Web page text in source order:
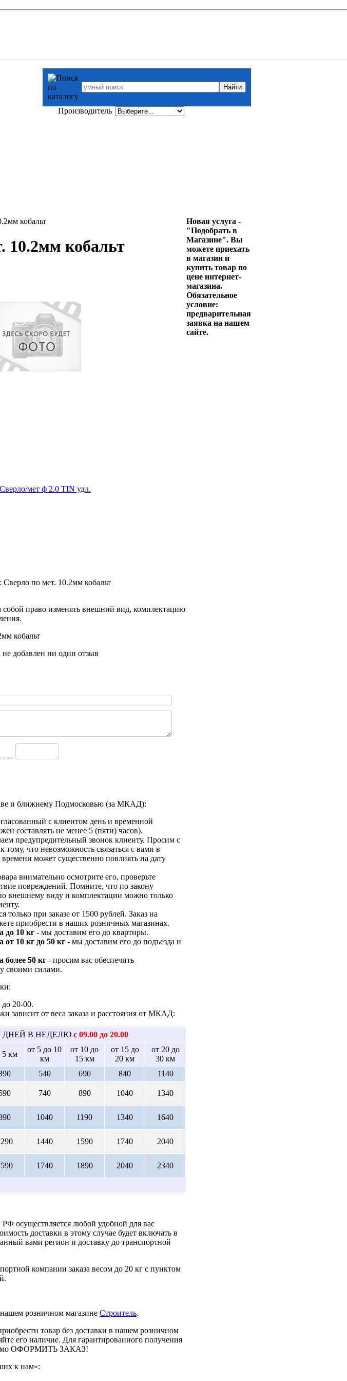
Производитель
кобальт
10.2мм кобальт
Сверло/мет ф 2.0 TIN удл.
Сверло по мет. 10.2мм кобальт
собой право изменять внешний вид, комплектацию
кобальт
не добавлен ни один отзыв
и ближнему Подмосковью (за МКАД):
с клиентом день и временной
составлять не менее 5 (пяти) часов).
предупредительный звонок клиенту. Просим с
тому, что невозможность связаться с вами в
может существенно повлиять на дату
внимательно осмотрите его, проверьте
повреждений. Помните, что по закону
внешнему виду и комплектации можно только
только при заказе от 1500 рублей. Заказ на
приобрести в наших розничных магазинах.
до 10 кг - мы доставим его до квартиры.
от 10 кг до 50 кг - мы доставим его до подъезда и
более 50 кг - просим вас обеспечить
своими силами.
20-00.
зависит от веса заказа и расстояния от МКАД:
ДНЕЙ В НЕДЕЛЮ с 09.00 до 20.00
5 км
от 5 до 10
км
от 10 до
15 км
от 15 до
20 км
от 20 до
30 км
540 690 840
1140
740 890 1040 1340
1040 1190 1340 1640
1440 1590 1740 2040
1740 1890 2040 2340
РФ осуществляется любой удобной для вас
доставки в этому случае будет включать в
вами регион и доставку до транспортной
компании заказа весом до 20 кг с пунктом
розничном магазине Строитель.
товар без доставки в нашем розничном
его наличие. Для гарантированного получения
ОФОРМИТЬ ЗАКАЗ!
к нам»:
Новая услуга -
"Подобрать в
Магазине". Вы
можете приехать
в магазин и
купить товар по
цене интернет-
магазина.
Обязательное
условие:
предварительная
заявка на нашем
сайте.